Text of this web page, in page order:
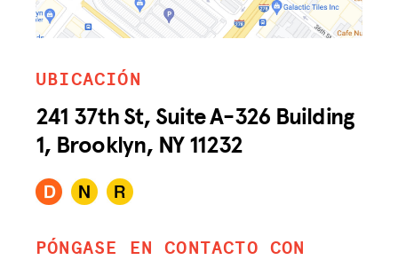
UBICACIÓN
241 37th St, Suite A-326 Building
1, Brooklyn, NY 11232
PÓNGASE EN CONTACTO CON